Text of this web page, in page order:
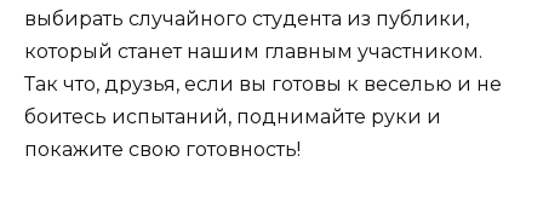
выбирать случайного студента из публики,
который станет нашим главным участником.
Так что, друзья, если вы готовы к веселью и не
боитесь испытаний, поднимайте руки и
покажите свою готовность!